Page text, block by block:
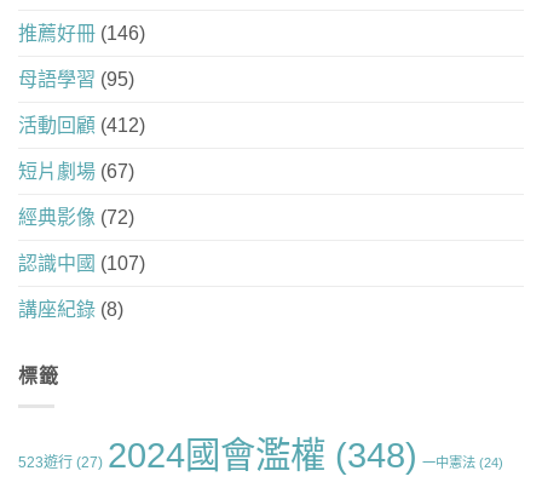
推薦好冊 (146)
母語學習 (95)
活動回顧 (412)
短片劇場 (67)
經典影像 (72)
認識中國 (107)
講座紀錄 (8)
標籤
523遊行 (27) 2024國會濫權 (348) 一中憲法 (24)